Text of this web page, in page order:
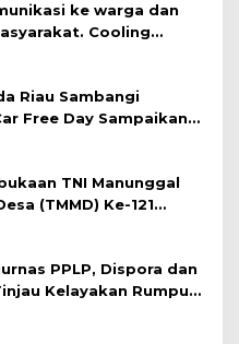
ke warga dan
Cooling
²024 Polsek Rumbai,
dan Menjaga
Riau Sambangi
Free Day Sampaikan
Kamtibmas &
TNI Manunggal
(TMMD) Ke-121
Tahun 2024) ?
PPLP, Dispora dan
Kelayakan Rumput